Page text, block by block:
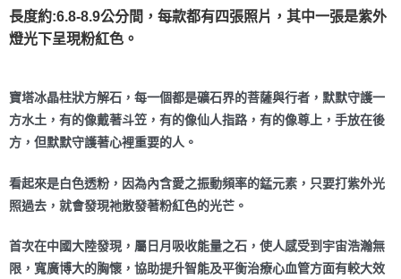
付款後門市自取
長度約:6.8-8.9公分間，每款都有四張照片，其中一張是紫外
燈光下呈現粉紅色。
寶塔冰晶柱狀方解石，每一個都是礦石界的菩薩與行者，默默守護一
方水土，有的像戴著斗笠，有的像仙人指路，有的像尊上，手放在後
方，但默默守護著心裡重要的人。
看起來是白色透粉，因為內含愛之振動頻率的錳元素，只要打紫外光
照過去，就會發現祂散發著粉紅色的光芒。
首次在中國大陸發現，屬日月吸收能量之石，使人感受到宇宙浩瀚無
限，寬廣博大的胸懷，協助提升智能及平衡治療心血管方面有較大效